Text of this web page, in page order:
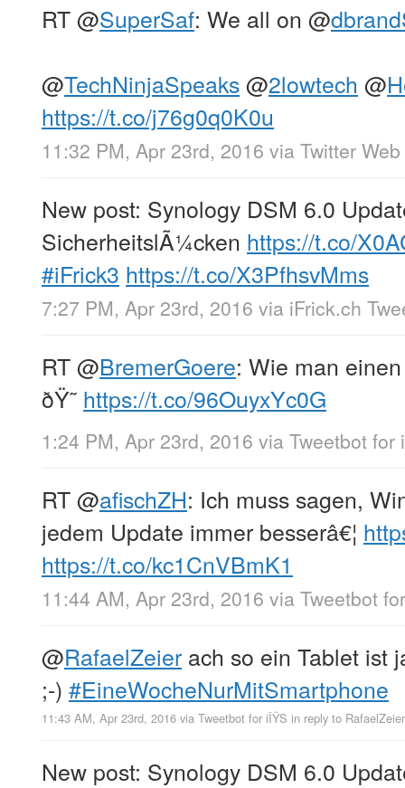
RT@SuperSaf: We all on @
@TechNinjaSpeaks@2lowtech @
https://t.co/j76g0q0K0u
11:32 PM, Apr 23rd, 2016 via Twitter
New post: Synology DSM 6.0
SicherheitslÃ¼cken https://t.co/
#iFrick3 https://t.co/X3PfhsvMms
7:27 PM, Apr 23rd, 2016 via iFrick.ch
RT@BremerGoere: Wie man
ðŸ˜ https://t.co/96OuyxYc0G
1:24 PM, Apr 23rd, 2016 via Tweetbot for
RT@afischZH: Ich muss sagen,
jedem Update immer besserâ€¦
https://t.co/kc1CnVBmK1
11:44 AM, Apr 23rd, 2016 via Tweetbot
@RafaelZeier ach so ein Tablet ist
;-) #EineWocheNurMitSmartphone
11:43 AM, Apr 23rd, 2016 via Tweetbot for iÎŸS in reply to RafaelZeier
New post: Synology DSM 6.0